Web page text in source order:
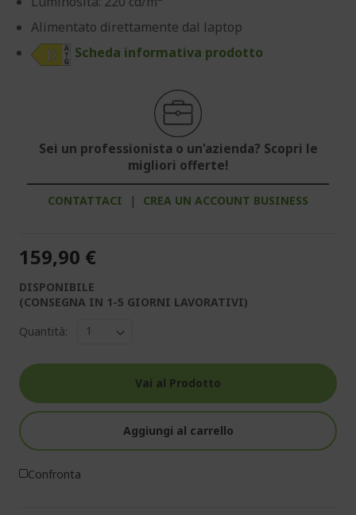
Alimentato direttamente dal laptop
Scheda informativa prodotto
Sei un professionista o un'azienda? Scopri le
migliori offerte!
CONTATTACI | CREA UN ACCOUNT BUSINESS
159,90 €
DISPONIBILE
(CONSEGNA IN 1-5 GIORNI LAVORATIVI)
Quantità:
Vai al Prodotto
Aggiungi al carrello
Confronta